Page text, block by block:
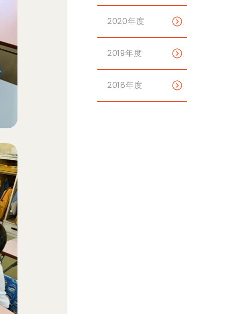
2020年度
2019年度
2018年度